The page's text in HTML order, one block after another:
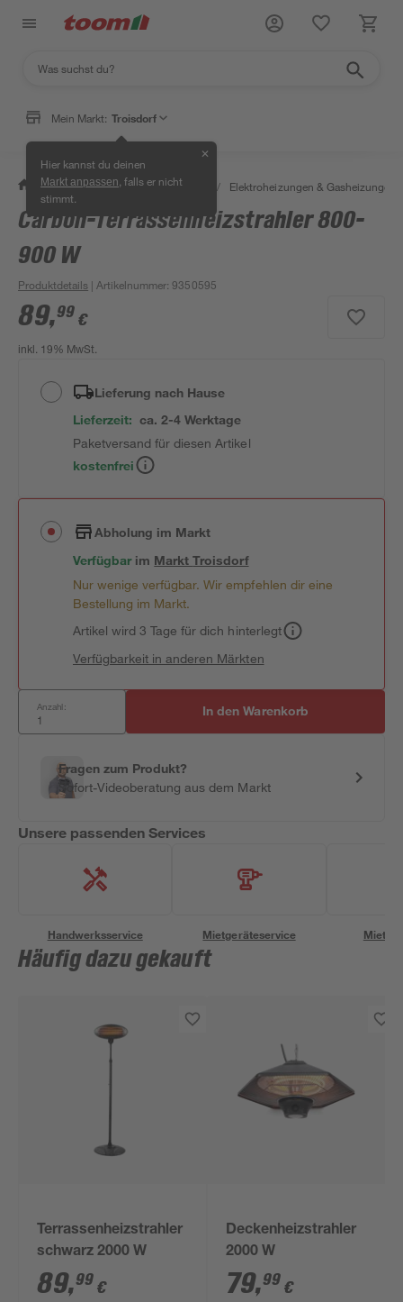
Mein Markt: Troisdorf
Hier kannst du deinen
Markt anpassen , falls er nicht
stimmt.
✕
/ Bauen & Renovieren / Heizen / Elektroheizungen & Gasheizungen
Carbon-Terrassenheizstrahler 800-
900 W
Produktdetails | Artikelnummer:9350595
89,99 €
inkl. 19% MwSt.
Lieferung nach Hause
Lieferzeit: ca. 2-4 Werktage
Paketversand für diesen Artikel
kostenfrei
Abholung im Markt
Verfügbar im MarktTroisdorf
Nur wenige verfügbar. Wir empfehlen dir eine
Bestellung im Markt.
Artikel wird 3 Tage für dich hinterlegt
Verfügbarkeit in anderen Märkten
Anzahl: In den Warenkorb
Fragen zum Produkt?
Sofort-Videoberatung aus dem Markt
Unsere passenden Services
Handwerksservice Mietgeräteservice
Häufig dazu gekauft
Terrassenheizstrahler
schwarz 2000 W
89,99 €
Deckenheizstrahler
2000 W
79,99 €